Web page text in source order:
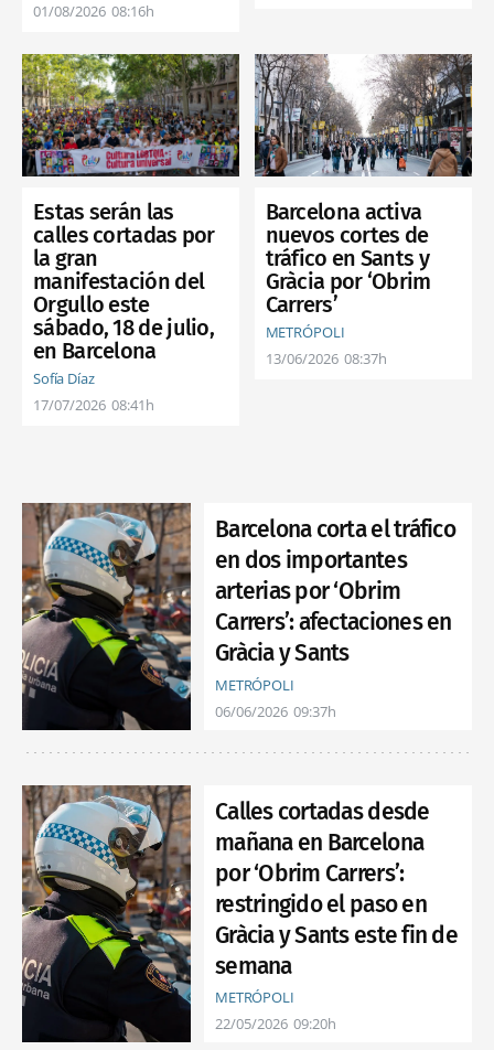
01/08/2026 08:16h
Estas serán las
calles cortadas por
la gran
manifestación del
Orgullo este
sábado, 18 de julio,
en Barcelona
Sofía Díaz
17/07/2026 08:41h
Barcelona activa
nuevos cortes de
tráfico en Sants y
Gràcia por ‘Obrim
Carrers’
METRÓPOLI
13/06/2026 08:37h
Barcelona corta el tráfico
en dos importantes
arterias por ‘Obrim
Carrers’: afectaciones en
Gràcia y Sants
METRÓPOLI
06/06/2026 09:37h
Calles cortadas desde
mañana en Barcelona
por ‘Obrim Carrers’:
restringido el paso en
Gràcia y Sants este fin de
semana
METRÓPOLI
22/05/2026 09:20h